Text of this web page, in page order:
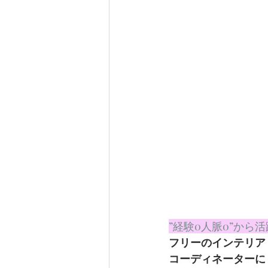
”経験0人脈0”から
フリーのインテリア
コーディネーターに